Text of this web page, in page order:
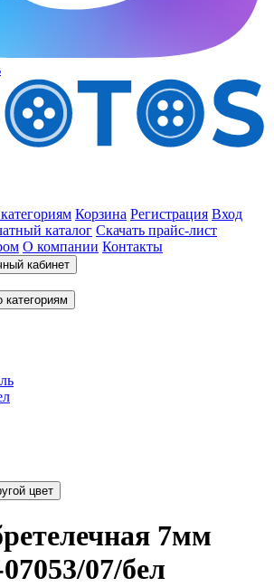
Корзина Регистрация Вход
каталог Скачать прайс-лист
О компании Контакты
кабинет
категориям
Выбрать другой цвет
7мм
07/бел